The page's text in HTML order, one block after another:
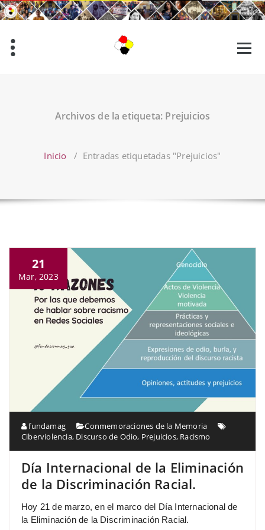
Saltar
al
Archivos de la etiqueta: Prejuicios
Inicio / Entradas etiquetadas "Prejuicios"
21
Mar, 2023
fundamag
Conmemoraciones de la Memoria
Ciberviolencia, Discurso de Odio, Prejuicios, Racismo
Día Internacional de la Eliminación
de la Discriminación Racial.
Hoy 21 de marzo, en el marco del Día Internacional de
la Eliminación de la Discriminación Racial.